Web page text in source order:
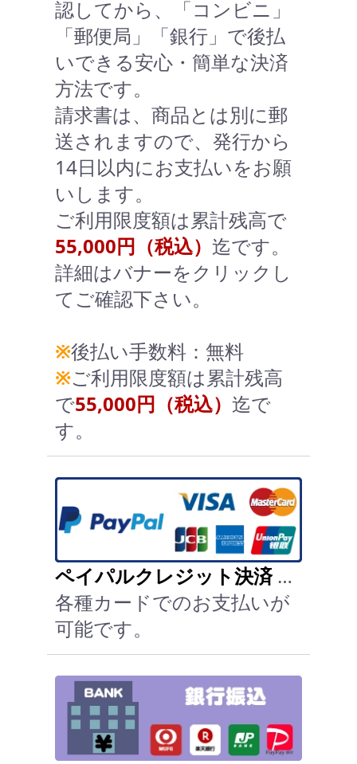
認してから、「コンビニ」
「郵便局」「銀行」で後払
いできる安心・簡単な決済
方法です。
請求書は、商品とは別に郵
送されますので、発行から
14日以内にお支払いをお願
いします。
ご利用限度額は累計残高で
55,000円（税込） 迄です。
詳細はバナーをクリックし
てご確認下さい。
※後払い手数料：無料
※ご利用限度額は累計残高
で55,000円（税込） 迄で
す。
ペイパルクレジット決済…
各種カードでのお支払いが
可能です。